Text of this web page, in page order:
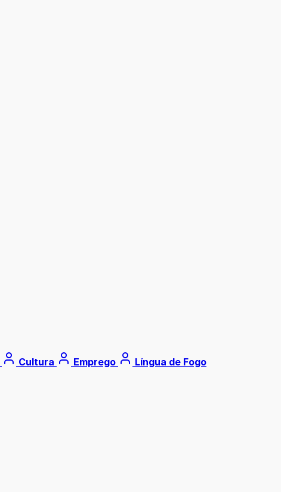
Cultura Emprego Língua de Fogo